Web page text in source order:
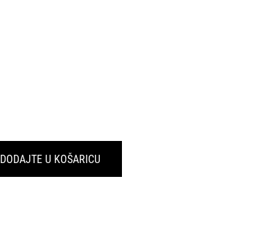
DODAJTE U KOŠARICU